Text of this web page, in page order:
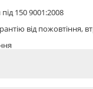
150 9001:2008
від пожовтіння,